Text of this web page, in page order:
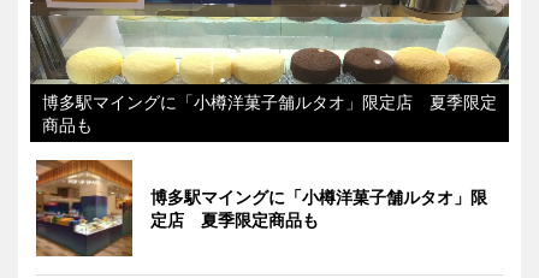
博多駅マイングに「小樽洋菓子舗ルタオ」限定店 夏季限定
商品も
博多駅マイングに「小樽洋菓子舗ルタオ」限
定店 夏季限定商品も